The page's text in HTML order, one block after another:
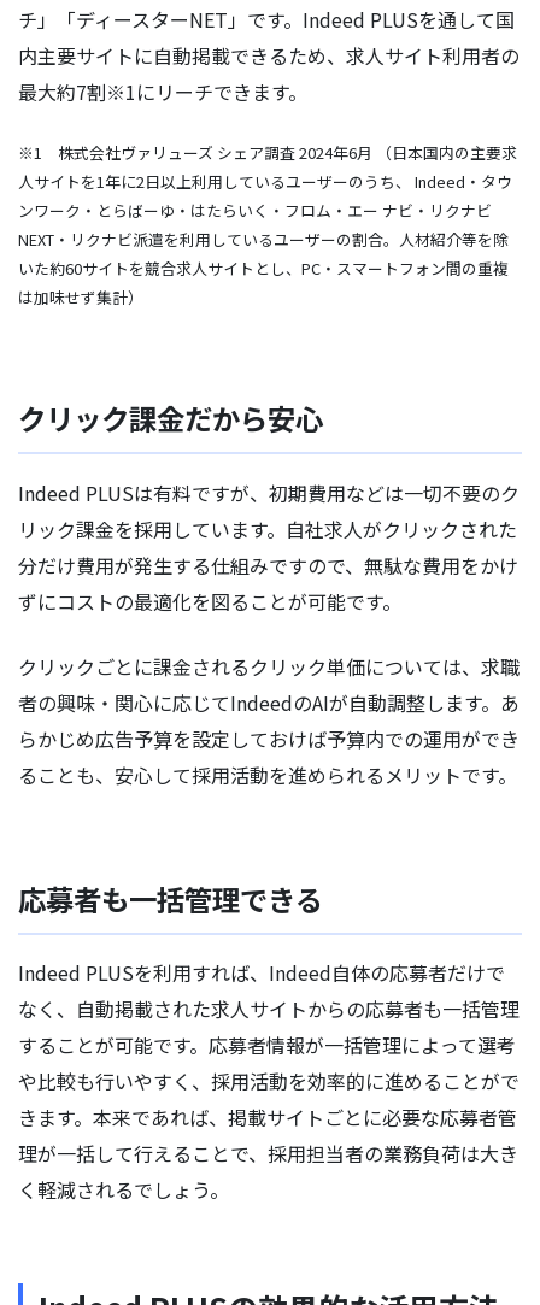
チ」「ディースターNET」です。Indeed PLUSを通して国
内主要サイトに自動掲載できるため、求人サイト利用者の
最大約7割※1にリーチできます。
※1 株式会社ヴァリューズ シェア調査 2024年6月 （日本国内の主要求
人サイトを1年に2日以上利用しているユーザーのうち、 Indeed・タウ
ンワーク・とらばーゆ・はたらいく・フロム・エー ナビ・リクナビ
NEXT・リクナビ派遣を利用しているユーザーの割合。人材紹介等を除
いた約60サイトを競合求人サイトとし、PC・スマートフォン間の重複
は加味せず集計）
クリック課金だから安心
Indeed PLUSは有料ですが、初期費用などは一切不要のク
リック課金を採用しています。自社求人がクリックされた
分だけ費用が発生する仕組みですので、無駄な費用をかけ
ずにコストの最適化を図ることが可能です。
クリックごとに課金されるクリック単価については、求職
者の興味・関心に応じてIndeedのAIが自動調整します。あ
らかじめ広告予算を設定しておけば予算内での運用ができ
ることも、安心して採用活動を進められるメリットです。
応募者も一括管理できる
Indeed PLUSを利用すれば、Indeed自体の応募者だけで
なく、自動掲載された求人サイトからの応募者も一括管理
することが可能です。応募者情報が一括管理によって選考
や比較も行いやすく、採用活動を効率的に進めることがで
きます。本来であれば、掲載サイトごとに必要な応募者管
理が一括して行えることで、採用担当者の業務負荷は大き
く軽減されるでしょう。